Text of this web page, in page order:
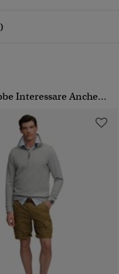
Interessare Anche...